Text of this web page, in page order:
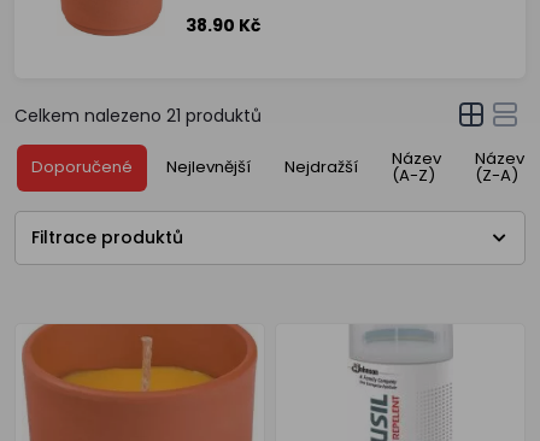
38.90 Kč
Celkem nalezeno 21 produktů
Doporučené Nejlevnější Nejdražší Název
(A-Z)
Název
(Z-A)
Filtrace produktů